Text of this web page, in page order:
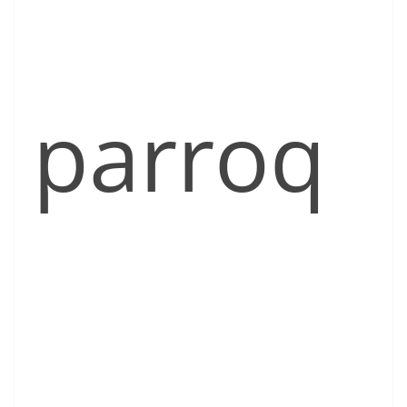
parroq